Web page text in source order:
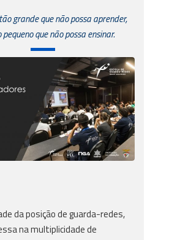
grande que não possa aprender,
que não possa ensinar.
da posição de guarda-redes,
na multiplicidade de